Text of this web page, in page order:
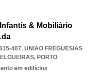
& Mobiliário
407, UNIAO FREGUESIAS
, PORTO
em edifícios